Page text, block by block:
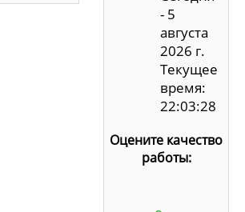
- 5
августа
2026 г.
Текущее
время:
22:03:29
Оцените качество
работы: